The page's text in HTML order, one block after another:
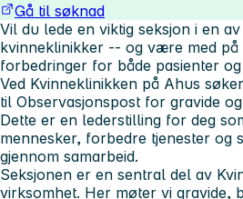
Gå til søknad
Vil du lede en viktig seksjon i en
kvinneklinikker -- og være med på
forbedringer for både pasienter og
Ved Kvinneklinikken på Ahus
til Observasjonspost for gravide
Dette er en lederstilling for deg
mennesker, forbedre tjenester og
gjennom samarbeid.
Seksjonen er en sentral del av
virksomhet. Her møter vi gravide,